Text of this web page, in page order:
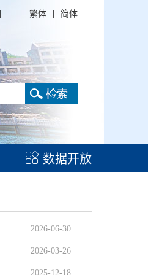
繁体 简体
数据开放
2026-06-30
2026-03-26
2025-12-18